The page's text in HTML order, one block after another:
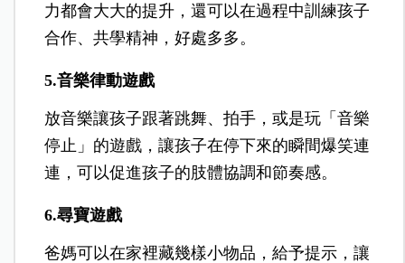
力都會大大的提升，還可以在過程中訓練孩子
合作、共學精神，好處多多。
5.音樂律動遊戲
放音樂讓孩子跟著跳舞、拍手，或是玩「音樂
停止」的遊戲，讓孩子在停下來的瞬間爆笑連
連，可以促進孩子的肢體協調和節奏感。
6.尋寶遊戲
爸媽可以在家裡藏幾樣小物品，給予提示，讓